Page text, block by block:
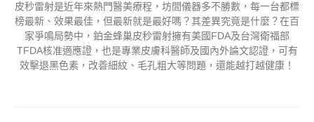
皮秒雷射是近年來熱門醫美療程，坊間儀器多不勝數，每一台都標
榜最新、效果最佳，但最新就是最好嗎？其差異究竟是什麼？在百
家爭鳴局勢中，鉑金蜂巢皮秒雷射擁有美國FDA及台灣衛福部
TFDA核准適應證，也是專業皮膚科醫師及國內外論文認證，可有
效擊退黑色素，改善細紋、毛孔粗大等問題，還能越打越健康！